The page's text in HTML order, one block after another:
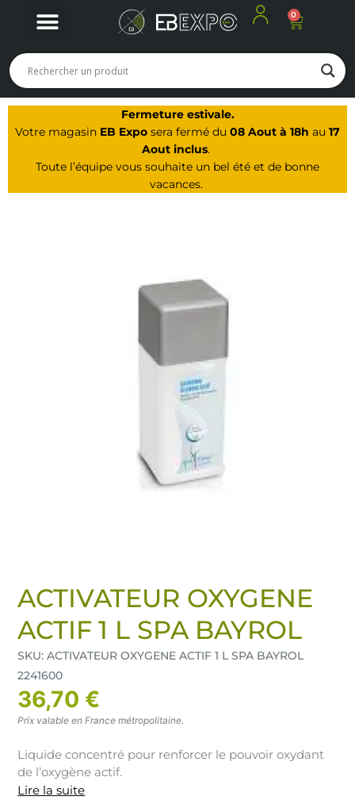
0
Panier
Fermeture estivale.
Votre magasin EB Expo sera fermé du 08 Aout à 18h au 17
Aout inclus.
Toute l’équipe vous souhaite un bel été et de bonne
vacances.
ACTIVATEUR OXYGENE
ACTIF 1 L SPA BAYROL
SKU: ACTIVATEUR OXYGENE ACTIF 1 L SPA BAYROL
2241600
36,70 €
Prix valable en France métropolitaine.
Liquide concentré pour renforcer le pouvoir oxydant
de l’oxygène actif.
Lire la suite